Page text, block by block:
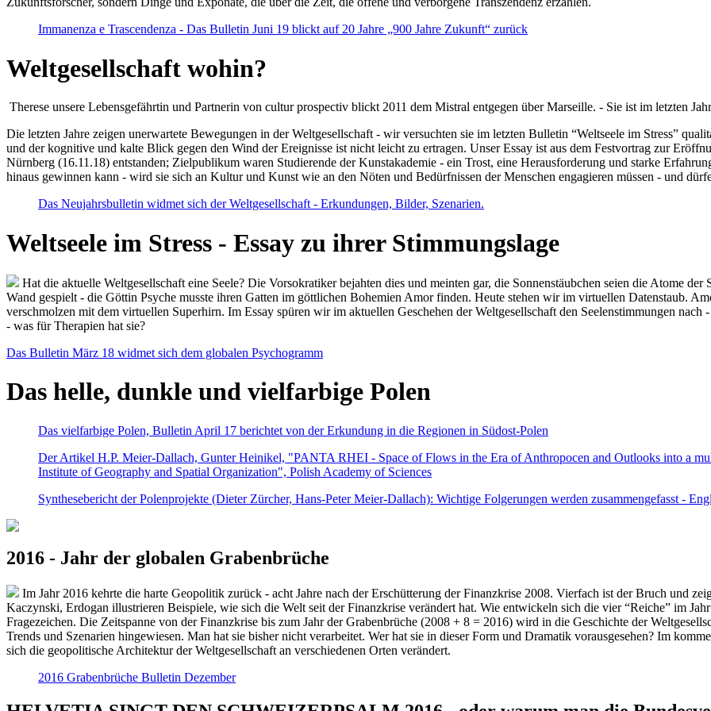
Immanenza e Trascendenza - Das Bulletin Juni 19 blickt auf 20 Jahre „900 Jahre Zukunft“ zurück
Weltgesellschaft wohin?
Therese unsere Lebensgefährtin und Partnerin von cultur prospectiv blickt 2011 dem Mistral entgegen über Marseille. - Sie ist im letzten
Die letzten Jahre zeigen unerwartete Bewegungen in der Weltgesellschaft - wir versuchten sie im letzten Bulletin “Weltseele im Stress”
und der kognitive und kalte Blick gegen den Wind der Ereignisse ist nicht leicht zu ertragen. Unser Essay ist aus dem Festvortrag zur
Nürnberg (16.11.18) entstanden; Zielpublikum waren Studierende der Kunstakademie - ein Trost, eine Herausforderung und starke
hinaus gewinnen kann - wird sie sich an Kultur und Kunst wie an den Nöten und Bedürfnissen der Menschen engagieren müssen - und
Das Neujahrsbulletin widmet sich der Weltgesellschaft - Erkundungen, Bilder, Szenarien.
Weltseele im Stress - Essay zu ihrer Stimmungslage
Hat die aktuelle Weltgesellschaft eine Seele? Die Vorsokratiker bejahten dies und meinten gar, die Sonnenstäubchen seien die Atome
Wand gespielt - die Göttin Psyche musste ihren Gatten im göttlichen Bohemien Amor finden. Heute stehen wir im virtuellen Datenstaub.
verschmolzen mit dem virtuellen Superhirn. Im Essay spüren wir im aktuellen Geschehen der Weltgesellschaft den Seelenstimmungen
- was für Therapien hat sie?
Das Bulletin März 18 widmet sich dem globalen Psychogramm
Das helle, dunkle und vielfarbige Polen
Das vielfarbige Polen, Bulletin April 17 berichtet von der Erkundung in die Regionen in Südost-Polen
Der Artikel H.P. Meier-Dallach, Gunter Heinikel, "PANTA RHEI - Space of Flows in the Era of Anthropocen and Outlooks into a
Institute of Geography and Spatial Organization", Polish Academy of Sciences
Synthesebericht der Polenprojekte (Dieter Zürcher, Hans-Peter Meier-Dallach): Wichtige Folgerungen werden zusammengefasst -
2016 - Jahr der globalen Grabenbrüche
Im Jahr 2016 kehrte die harte Geopolitik zurück - acht Jahre nach der Erschütterung der Finanzkrise 2008. Vierfach ist der Bruch und
Kaczynski, Erdogan illustrieren Beispiele, wie sich die Welt seit der Finanzkrise verändert hat. Wie entwickeln sich die vier “Reiche” im
Fragezeichen. Die Zeitspanne von der Finanzkrise bis zum Jahr der Grabenbrüche (2008 + 8 = 2016) wird in die Geschichte der
Trends und Szenarien hingewiesen. Man hat sie bisher nicht verarbeitet. Wer hat sie in dieser Form und Dramatik vorausgesehen? Im
sich die geopolitische Architektur der Weltgesellschaft an verschiedenen Orten verändert.
2016 Grabenbrüche Bulletin Dezember